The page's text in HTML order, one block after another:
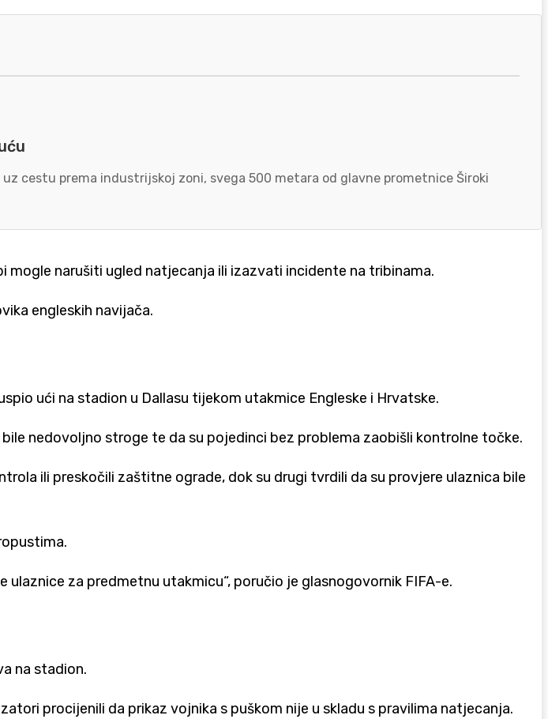
cestu prema industrijskoj zoni, svega 500 metara od glavne prometnice Široki
narušiti ugled natjecanja ili izazvati incidente na tribinama.
engleskih navijača.
ući na stadion u Dallasu tijekom utakmice Engleske i Hrvatske.
nedovoljno stroge te da su pojedinci bez problema zaobišli kontrolne točke.
ili preskočili zaštitne ograde, dok su drugi tvrdili da su provjere ulaznica bile
za predmetnu utakmicu“, poručio je glasnogovornik FIFA-e.
na stadion.
procijenili da prikaz vojnika s puškom nije u skladu s pravilima natjecanja.